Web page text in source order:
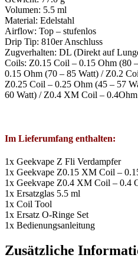
Volumen: 5.5 ml
Material: Edelstahl
Airflow: Top – stufenlos
Drip Tip: 810er Anschluss
Zugverhalten: DL (Direkt auf
Coils: Z0.15 Coil – 0.15 Ohm (80
0.15 Ohm (70 – 85 Watt) / Z0.2
Z0.25 Coil – 0.25 Ohm (45 – 57
60 Watt) / Z0.4 XM Coil –
Im Lieferumfang enthalten:
1x Geekvape Z Fli Verdampfer
1x Geekvape Z0.15 XM Coil –
1x Geekvape Z0.4 XM Coil – 0.4
1x Ersatzglas 5.5 ml
1x Coil Tool
1x Ersatz O-Ringe Set
1x Bedienungsanleitung
Zusätzliche